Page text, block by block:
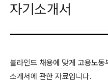
자기소개서
블라인드 채용에 맞게 고용노동
소개서에 관한 자료입니다.